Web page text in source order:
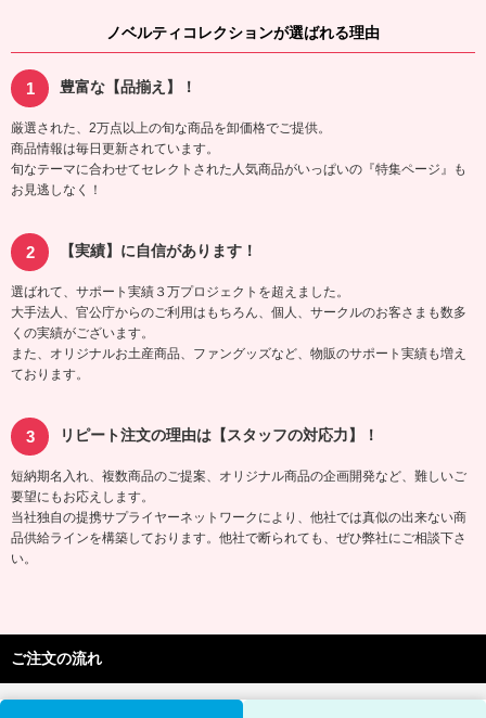
ノベルティコレクションが選ばれる理由
豊富な【品揃え】！
厳選された、2万点以上の旬な商品を卸価格でご提供。
商品情報は毎日更新されています。
旬なテーマに合わせてセレクトされた人気商品がいっぱいの『特集ページ』も
お見逃しなく！
【実績】に自信があります！
選ばれて、サポート実績３万プロジェクトを超えました。
大手法人、官公庁からのご利用はもちろん、個人、サークルのお客さまも数多
くの実績がございます。
また、オリジナルお土産商品、ファングッズなど、物販のサポート実績も増え
ております。
リピート注文の理由は【スタッフの対応力】！
短納期名入れ、複数商品のご提案、オリジナル商品の企画開発など、難しいご
要望にもお応えします。
当社独自の提携サプライヤーネットワークにより、他社では真似の出来ない商
品供給ラインを構築しております。他社で断られても、ぜひ弊社にご相談下さ
い。
ご注文の流れ